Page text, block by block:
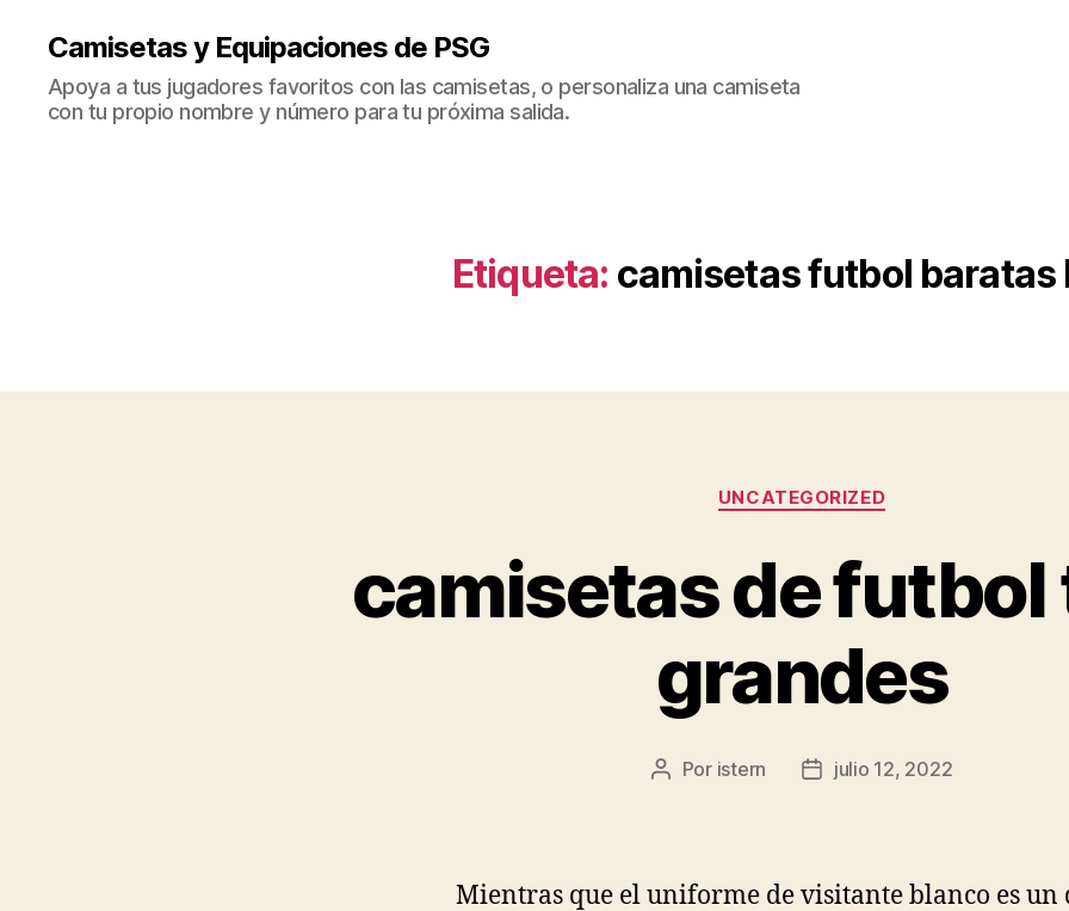
Camisetas y Equipaciones de PSG
Apoya a tus jugadores favoritos con las camisetas, o personaliza una camiseta
con tu propio nombre y número para tu próxima salida.
Etiqueta: camisetas futbol baratas
Categorías
UNCATEGORIZED
camisetas de futbol
grandes
Autor
Por istern
Fechajulio 12, 2022
Mientras que el uniforme de visitante blanco es un